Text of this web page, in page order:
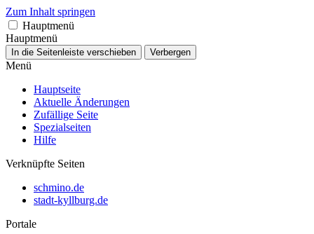
Zum Inhalt springen
Hauptmenü
Hauptmenü
In die Seitenleiste verschieben Verbergen
Menü
Hauptseite
Aktuelle Änderungen
Zufällige Seite
Spezialseiten
Hilfe
Verknüpfte Seiten
schmino.de
stadt-kyllburg.de
Portale